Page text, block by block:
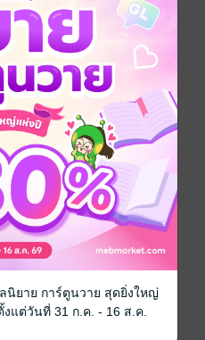
ศวะนักแข่ง
าธ์มอยเรื่องพระเอกอยู่
นผู้ชายมาให้หรอกใช่มั้ย
งแก อาจจะถูกหมาคาบไป
นสาว
ไปแดกหรอก
ดนั้น เวลาโกรธขึ้นมาเหมือ
พระเอกนั่งอยู่โต๊ะข้างหลัง
งจะแสบมาก
นาดนี้
ร็อตไวเลอร์
นิยาย การ์ตูนวาย สุดยิ่งใหญ่
แต่วันที่ 31 ก.ค. - 16 ส.ค.